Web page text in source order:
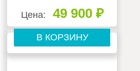
Цена: 49 900 ₽
В КОРЗИНУ